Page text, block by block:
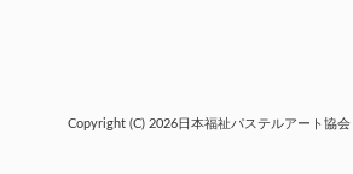
Copyright (C) 2026日本福祉パステルアート協会